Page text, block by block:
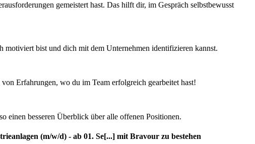
gemeistert hast. Das hilft dir, im Gespräch selbstbewusst
motiviert bist und dich mit dem Unternehmen identifizieren kannst.
Erfahrungen, wo du im Team erfolgreich gearbeitet hast!
einen besseren Überblick über alle offenen Positionen.
(m/w/d) - ab 01. Se[...] mit Bravour zu bestehen